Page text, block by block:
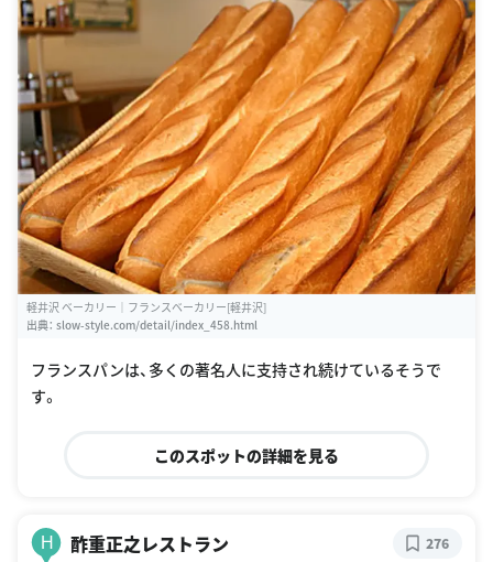
軽井沢 ベーカリー｜フランスベーカリー[軽井沢]
出典： slow-style.com/detail/index_458.html
フランスパンは、多くの著名人に支持され続けているそうで
す。
このスポットの詳細を見る
H 酢重正之レストラン 276